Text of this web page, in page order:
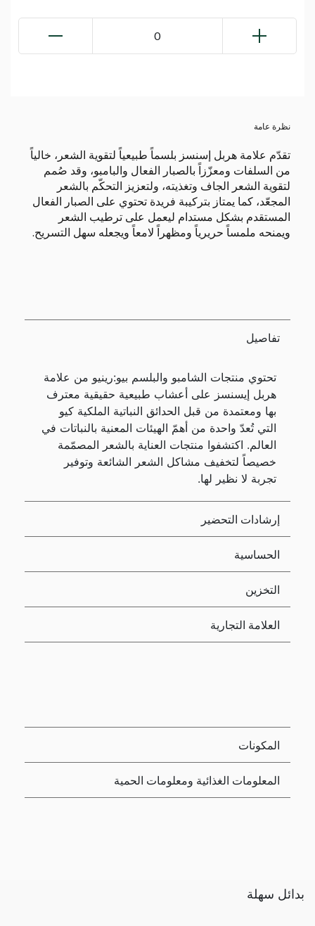
0
نظرة عامة
تقدّم علامة هربل إسنسز بلسماً طبيعياً لتقوية الشعر، خالياً
من السلفات ومعزّزاً بالصبار الفعال والبامبو، وقد صُمم
لتقوية الشعر الجاف وتغذيته، ولتعزيز التحكّم بالشعر
المجعّد، كما يمتاز بتركيبة فريدة تحتوي على الصبار الفعال
المستقدم بشكل مستدام ليعمل على ترطيب الشعر
ويمنحه ملمساً حريرياً ومظهراً لامعاً ويجعله سهل التسريح.
تفاصيل
تحتوي منتجات الشامبو والبلسم بيو:رينيو من علامة
هربل إيسنسز على أعشاب طبيعية حقيقية معترف
بها ومعتمدة من قبل الحدائق النباتية الملكية كيو
التي تُعدّ واحدة من أهمّ الهيئات المعنية بالنباتات في
العالم. اكتشفوا منتجات العناية بالشعر المصمّمة
خصيصاً لتخفيف مشاكل الشعر الشائعة وتوفير
تجربة لا نظير لها.
إرشادات التحضير
الحساسية
التخزين
العلامة التجارية
المكونات
المعلومات الغذائية ومعلومات الحمية
بدائل سهلة